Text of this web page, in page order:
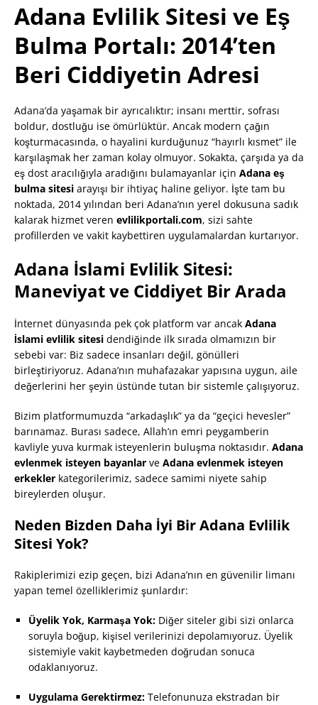
Adana Evlilik Sitesi ve Eş
Bulma Portalı: 2014’ten
Beri Ciddiyetin Adresi
Adana’da yaşamak bir ayrıcalıktır; insanı merttir, sofrası
boldur, dostluğu ise ömürlüktür. Ancak modern çağın
koşturmacasında, o hayalini kurduğunuz “hayırlı kısmet” ile
karşılaşmak her zaman kolay olmuyor. Sokakta, çarşıda ya da
eş dost aracılığıyla aradığını bulamayanlar için Adana eş
bulma sitesi arayışı bir ihtiyaç haline geliyor. İşte tam bu
noktada, 2014 yılından beri Adana’nın yerel dokusuna sadık
kalarak hizmet veren evlilikportali.com, sizi sahte
profillerden ve vakit kaybettiren uygulamalardan kurtarıyor.
Adana İslami Evlilik Sitesi:
Maneviyat ve Ciddiyet Bir Arada
İnternet dünyasında pek çok platform var ancak Adana
İslami evlilik sitesi dendiğinde ilk sırada olmamızın bir
sebebi var: Biz sadece insanları değil, gönülleri
birleştiriyoruz. Adana’nın muhafazakar yapısına uygun, aile
değerlerini her şeyin üstünde tutan bir sistemle çalışıyoruz.
Bizim platformumuzda “arkadaşlık” ya da “geçici hevesler”
barınamaz. Burası sadece, Allah’ın emri peygamberin
kavliyle yuva kurmak isteyenlerin buluşma noktasıdır. Adana
evlenmek isteyen bayanlar ve Adana evlenmek isteyen
erkekler kategorilerimiz, sadece samimi niyete sahip
bireylerden oluşur.
Neden Bizden Daha İyi Bir Adana Evlilik
Sitesi Yok?
Rakiplerimizi ezip geçen, bizi Adana’nın en güvenilir limanı
yapan temel özelliklerimiz şunlardır:
Üyelik Yok, Karmaşa Yok: Diğer siteler gibi sizi onlarca
soruyla boğup, kişisel verilerinizi depolamıyoruz. Üyelik
sistemiyle vakit kaybetmeden doğrudan sonuca
odaklanıyoruz.
Uygulama Gerektirmez: Telefonunuza ekstradan bir